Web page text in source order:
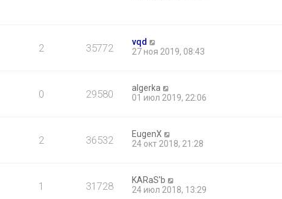
2 35772
vqd
27 ноя 2019, 08:43
0 29580
algerka
01 июл 2019, 22:06
2 36532
EugenX
24 окт 2018, 21:28
1 31728
KARaS'b
24 июл 2018, 13:29